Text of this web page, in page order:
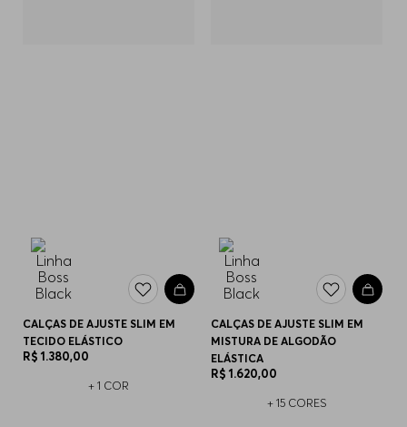
CALÇAS DE AJUSTE SLIM EM
TECIDO ELÁSTICO
R$ 1.380,00
+ 1 COR
CALÇAS DE AJUSTE SLIM EM
MISTURA DE ALGODÃO
ELÁSTICA
R$ 1.620,00
+ 15 CORES